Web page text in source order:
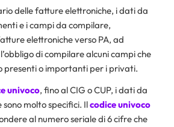
delle fatture elettroniche, i dati da
e i campi da compilare,
elettroniche verso PA, ad
di compilare alcuni campi che
presenti o importanti per i privati.
univoco, fino al CIG o CUP, i dati da
molto specifici. Ilcodice univoco
al numero seriale di 6 cifre che